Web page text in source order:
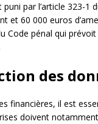
par l’article 323-1
et 60 000 euros
Code pénal qui
des
financières, il est
doivent